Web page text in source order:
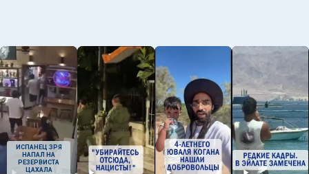
ИСПАНЕЦ ЗРЯ
НАПАЛ НА
РЕЗЕРВИСТА
ЦАХАЛА